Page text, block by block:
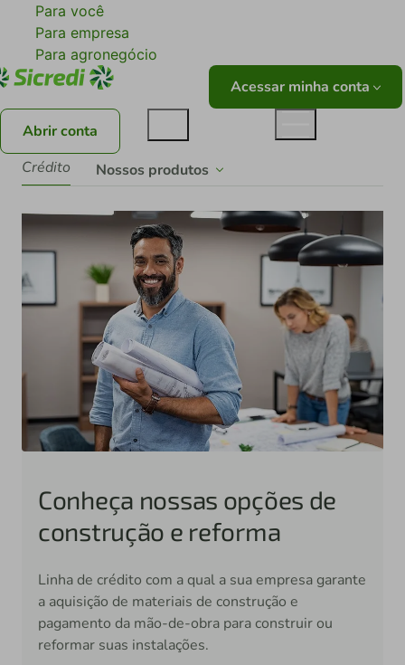
Para você
Para empresa
Para agronegócio
Acessar minha conta
Abrir conta
Crédito
Nossos produtos
Conheça nossas opções de
construção e reforma
Linha de crédito com a qual a sua empresa garante
a aquisição de materiais de construção e
pagamento da mão-de-obra para construir ou
reformar suas instalações.